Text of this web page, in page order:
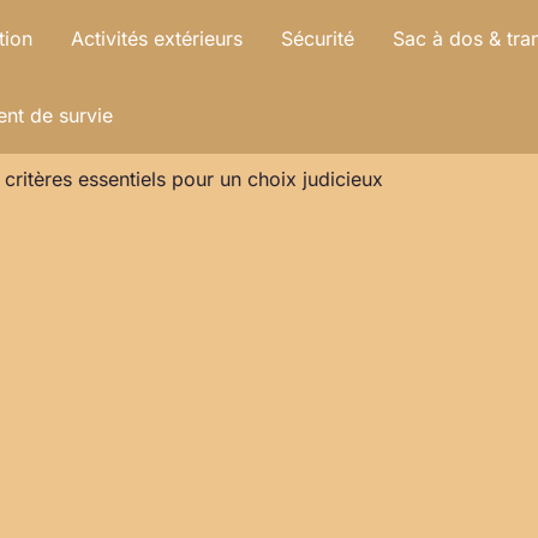
Activités extérieurs Sécurité Sac à dos &
de survie
essentiels pour un choix judicieux